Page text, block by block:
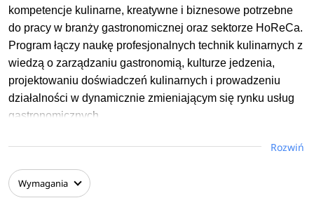
kompetencje kulinarne, kreatywne i biznesowe potrzebne
do pracy w branży gastronomicznej oraz sektorze HoReCa.
Program łączy naukę profesjonalnych technik kulinarnych z
wiedzą o zarządzaniu gastronomią, kulturze jedzenia,
projektowaniu doświadczeń kulinarnych i prowadzeniu
działalności w dynamicznie zmieniającym się rynku usług
gastronomicznych.
Podczas studiów poznasz różne techniki przygotowywania
potraw, podstawy cukiernictwa, sommelierstwa, kuchni
molekularnej, projektowania menu, food stylingu, fotografii i
Rozwiń
Wymagania